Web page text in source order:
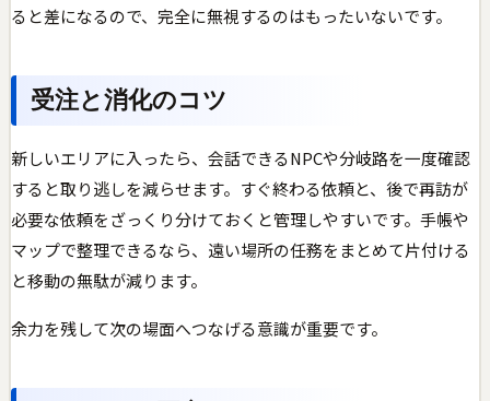
ると差になるので、完全に無視するのはもったいないです。
受注と消化のコツ
新しいエリアに入ったら、会話できるNPCや分岐路を一度確認
すると取り逃しを減らせます。すぐ終わる依頼と、後で再訪が
必要な依頼をざっくり分けておくと管理しやすいです。手帳や
マップで整理できるなら、遠い場所の任務をまとめて片付ける
と移動の無駄が減ります。
余力を残して次の場面へつなげる意識が重要です。